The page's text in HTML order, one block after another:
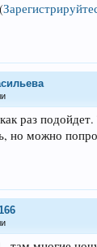
(
раз
но можно